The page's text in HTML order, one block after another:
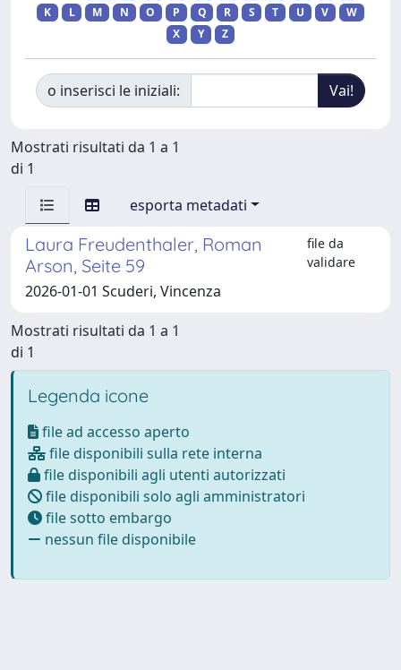
K
L M N O P Q R S T U V
W
X
Y Z
o inserisci le iniziali:
Mostrati risultati da 1 a 1
di 1
esporta metadati
Laura Freudenthaler, Roman
Arson, Seite 59
file da
validare
2026-01-01 Scuderi, Vincenza
Mostrati risultati da 1 a 1
di 1
Legenda icone
file ad accesso aperto
file disponibili sulla rete interna
file disponibili agli utenti autorizzati
file disponibili solo agli amministratori
file sotto embargo
nessun file disponibile